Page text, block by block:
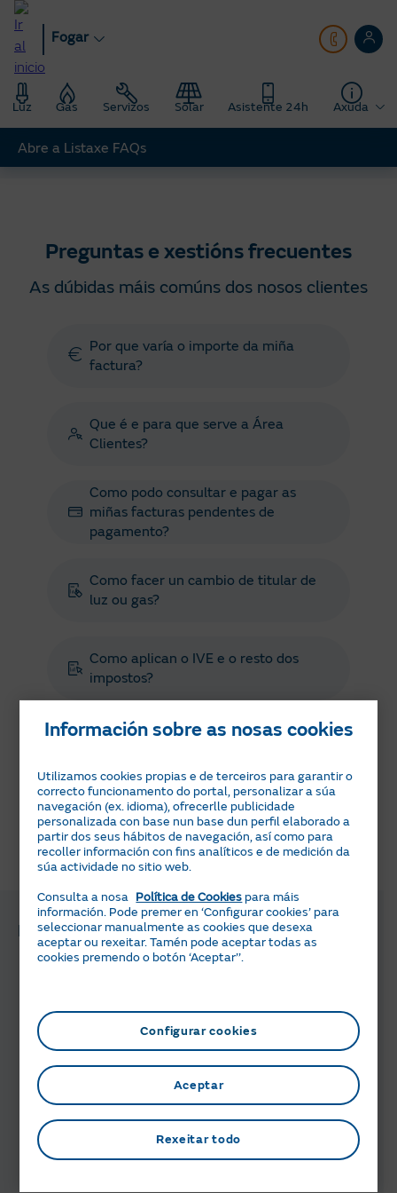
ao
contido
principal
Fogar
Luz Gas Servizos Solar Asistente 24h Axuda
Fogar Axuda Preguntas e xestións frecuentes
Preguntas e xestións frecuentes
As dúbidas máis comúns dos nosos clientes
Por que varía o importe da miña
factura?
Que é e para que serve a Área
Clientes?
Como podo consultar e pagar as
miñas facturas pendentes de
pagamento?
Como facer un cambio de titular de
luz ou gas?
Como aplican o IVE e o resto dos
impostos?
Abre a Listaxe FAQs
[Asset
Included(Id:1615694860019;Type:GNF_Multisegmento)]
Pareceuche útil esta información?
Preguntas e xestións relacionadas
Como interpretar a información da
miña factura?
Como rexistrarse en Área Clientes?
Información sobre as nosas cookies
Utilizamos cookies propias e de terceiros para garantir o
correcto funcionamento do portal, personalizar a súa
navegación (ex. idioma), ofrecerlle publicidade
personalizada con base nun base dun perfil elaborado a
partir dos seus hábitos de navegación, así como para
recoller información con fins analíticos e de medición da
súa actividade no sitio web.
Consulta a nosa Política de Cookies para máis
información. Pode premer en ‘Configurar cookies’ para
seleccionar manualmente as cookies que desexa
aceptar ou rexeitar. Tamén pode aceptar todas as
cookies premendo o botón ‘Aceptar’’.
Configurar cookies
Rexeitar todo
Aceptar